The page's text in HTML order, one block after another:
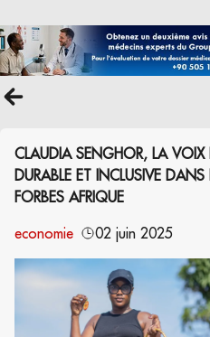
CLAUDIA SENGHOR, LA VOIX
DURABLE ET INCLUSIVE
FORBES AFRIQUE
economie
02 juin 2025